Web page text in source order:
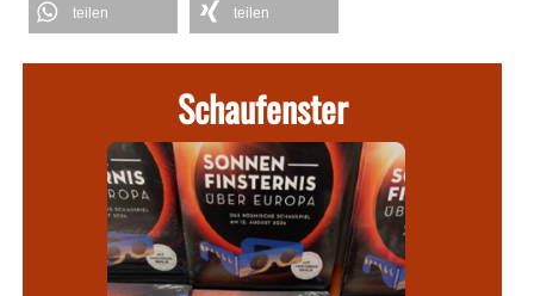
teilen teilen
Schaufenster